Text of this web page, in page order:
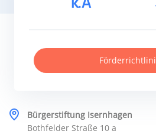
Bürgerstiftung Isernhagen
Bothfelder Straße 10 a